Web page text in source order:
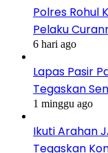
Polres Rohul
Pelaku
6 hari ago
Lapas Pasir
Tegaskan
1 minggu ago
Ikuti Arahan
Tegaskan